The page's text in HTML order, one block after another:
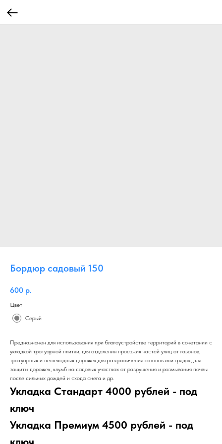
Бордюр садовый 150
600 р.
Цвет
Серый
Предназначен для использования при благоустройстве территорий в сочетании с
укладкой тротуарной плитки, для отделения проезжих частей улиц от газонов,
тротуарных и пешеходных дорожек,для разграничения газонов или грядок, для
защиты дорожек, клумб на садовых участках от разрушения и размывания почвы
после сильных дождей и схода снега и др.
Укладка Стандарт 4000 рублей - под
ключ
Укладка Премиум 4500 рублей - под